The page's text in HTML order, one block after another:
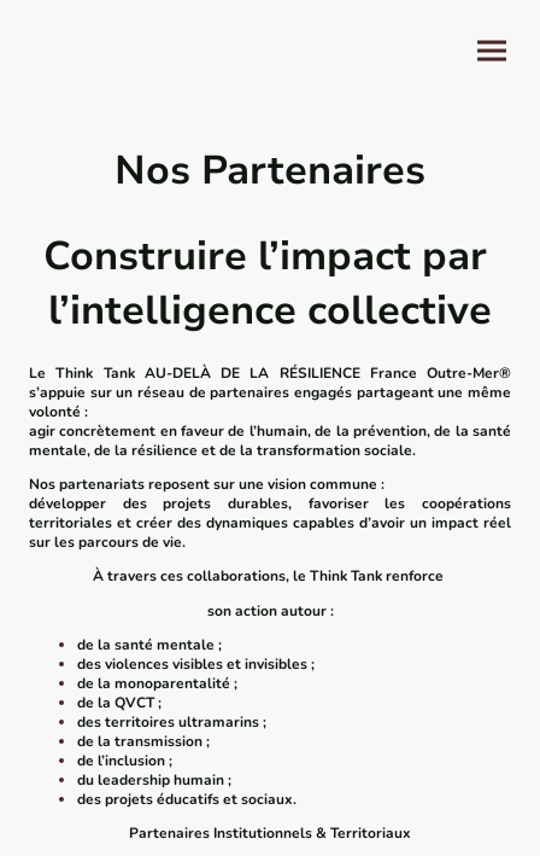
Nos Partenaires
Construire l’impact par
l’intelligence collective
Le Think Tank AU-DELÀ DE LA RÉSILIENCE France Outre-Mer®
s’appuie sur un réseau de partenaires engagés partageant une même
volonté :
agir concrètement en faveur de l’humain, de la prévention, de la santé
mentale, de la résilience et de la transformation sociale.
Nos partenariats reposent sur une vision commune :
développer des projets durables, favoriser les coopérations
territoriales et créer des dynamiques capables d’avoir un impact réel
sur les parcours de vie.
À travers ces collaborations, le Think Tank renforce
son action autour :
de la santé mentale ;
des violences visibles et invisibles ;
de la monoparentalité ;
de la QVCT ;
des territoires ultramarins ;
de la transmission ;
de l’inclusion ;
du leadership humain ;
des projets éducatifs et sociaux.
Partenaires Institutionnels & Territoriaux